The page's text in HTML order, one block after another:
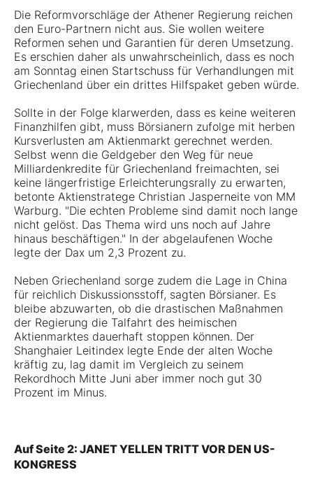
Die Reformvorschläge der Athener Regierung reichen
den Euro-Partnern nicht aus. Sie wollen weitere
Reformen sehen und Garantien für deren Umsetzung.
Es erschien daher als unwahrscheinlich, dass es noch
am Sonntag einen Startschuss für Verhandlungen mit
Griechenland über ein drittes Hilfspaket geben würde.
Sollte in der Folge klarwerden, dass es keine weiteren
Finanzhilfen gibt, muss Börsianern zufolge mit herben
Kursverlusten am Aktienmarkt gerechnet werden.
Selbst wenn die Geldgeber den Weg für neue
Milliardenkredite für Griechenland freimachten, sei
keine längerfristige Erleichterungsrally zu erwarten,
betonte Aktienstratege Christian Jasperneite von MM
Warburg. "Die echten Probleme sind damit noch lange
nicht gelöst. Das Thema wird uns noch auf Jahre
hinaus beschäftigen." In der abgelaufenen Woche
legte der Dax um 2,3 Prozent zu.
Neben Griechenland sorge zudem die Lage in China
für reichlich Diskussionsstoff, sagten Börsianer. Es
bleibe abzuwarten, ob die drastischen Maßnahmen
der Regierung die Talfahrt des heimischen
Aktienmarktes dauerhaft stoppen können. Der
Shanghaier Leitindex legte Ende der alten Woche
kräftig zu, lag damit im Vergleich zu seinem
Rekordhoch Mitte Juni aber immer noch gut 30
Prozent im Minus.
Auf Seite 2: JANET YELLEN TRITT VOR DEN US-
KONGRESS